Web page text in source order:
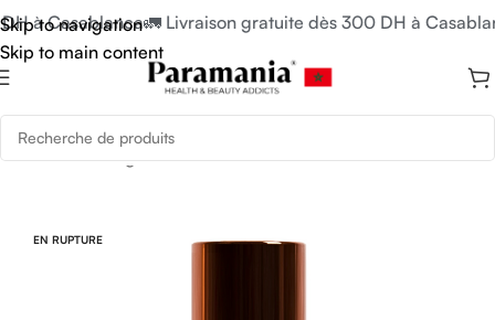
Skip to navigation
Skip to main content
à Casablanca🚛 Livraison gratuite dès 300 DH à
Accueil/Uncategorized
EN RUPTURE